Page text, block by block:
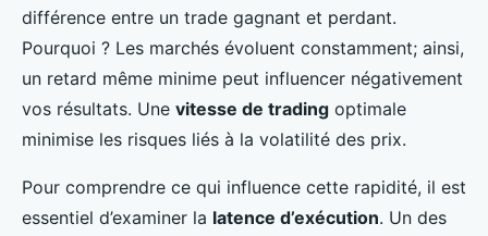
différence entre un trade gagnant et perdant.
Pourquoi ? Les marchés évoluent constamment; ainsi,
un retard même minime peut influencer négativement
vos résultats. Une vitesse de trading optimale
minimise les risques liés à la volatilité des prix.
Pour comprendre ce qui influence cette rapidité, il est
essentiel d’examiner la latence d’exécution. Un des